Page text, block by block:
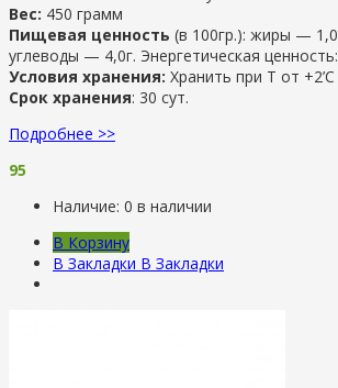
Вес: 450 грамм
Пищевая ценность (в 100гр.): жиры —
углеводы — 4,0г. Энергетическая
Условия хранения: Хранить при Т от +2’С
Срок хранения: 30 сут.
Подробнее >>
95
Наличие: 0 в наличии
В Корзину
В Закладки В Закладки